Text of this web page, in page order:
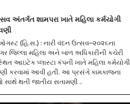
અંતર્ગત શામપરા ખાતે મહિલા કર્મયોગી
(હિ.સ.) : નારી વંદન ઉત્સવ–૨૦૨૬ના
જિલ્લા મહિલા અને બાળ અધિકારીની કચેરી
સ્થિત આઇટેક પ્લાસ્ટા કંપની ખાતે મહિલા કર્મયોગી
કરવામાં આવી હતી. આ પ્રસંગે કામકાજના
થતી જાતીય સતામણી ..